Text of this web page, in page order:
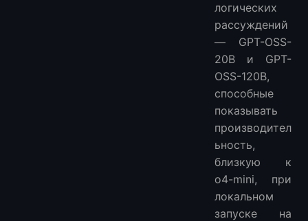
логических
рассуждений
— GPT-OSS-
20B и GPT-
OSS-120B,
способные
показывать
производител
ьность,
близкую к
o4-mini, при
локальном
запуске на